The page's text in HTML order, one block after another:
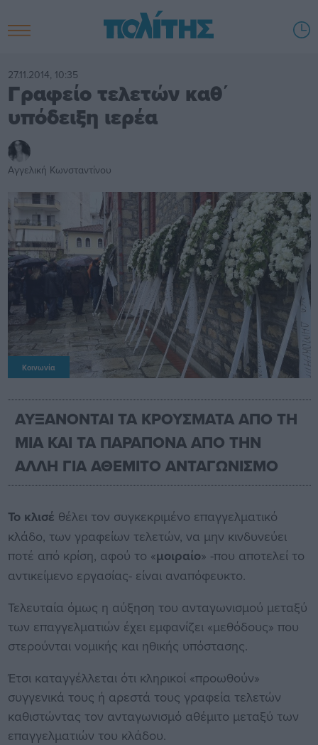
27.11.2014, 10:35
Γραφείο τελετών καθ΄
υπόδειξη ιερέα
Αγγελική Κωνσταντίνου
Κοινωνία
ΑΥΞΑΝΟΝΤΑΙ ΤΑ ΚΡΟΥΣΜΑΤΑ ΑΠΟ ΤΗ
ΜΙΑ ΚΑΙ ΤΑ ΠΑΡΑΠΟΝΑ ΑΠΟ ΤΗΝ
ΑΛΛΗ ΓΙΑ ΑΘΕΜΙΤΟ ΑΝΤΑΓΩΝΙΣΜΟ
Το κλισέ θέλει τον συγκεκριμένο επαγγελματικό
κλάδο, των γραφείων τελετών, να μην κινδυνεύει
ποτέ από κρίση, αφού το «μοιραίο» -που αποτελεί το
αντικείμενο εργασίας- είναι αναπόφευκτο.
Τελευταία όμως η αύξηση του ανταγωνισμού μεταξύ
των επαγγελματιών έχει εμφανίζει «μεθόδους» που
στερούνται νομικής και ηθικής υπόστασης.
Έτσι καταγγέλλεται ότι κληρικοί «προωθούν»
συγγενικά τους ή αρεστά τους γραφεία τελετών
καθιστώντας τον ανταγωνισμό αθέμιτο μεταξύ των
επαγγελματιών του κλάδου.